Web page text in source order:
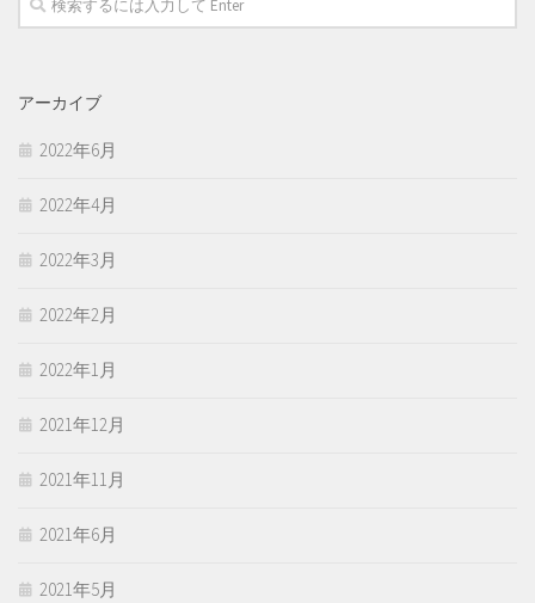
アーカイブ
2022年6月
2022年4月
2022年3月
2022年2月
2022年1月
2021年12月
2021年11月
2021年6月
2021年5月